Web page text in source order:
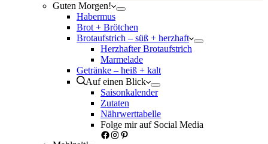
Guten Morgen!
Habermus
Brot + Brötchen
Brotaufstrich – süß + herzhaft
Herzhafter Brotaufstrich
Marmelade
Getränke – heiß + kalt
Auf einen Blick
Saisonkalender
Zutaten
Nährwerttabelle
Folge mir auf Social Media
Facebook
Instagram
Pinterest